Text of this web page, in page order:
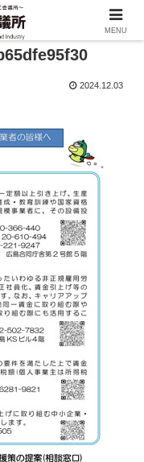
2024.12.03
MENU